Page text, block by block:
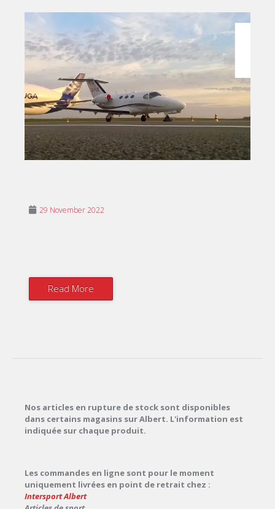
29 November 2022
Read More
Nos articles en rupture de stock sont disponibles
dans certains magasins sur Albert. L'information est
indiquée sur chaque produit.
Les commandes en ligne sont pour le moment
uniquement livrées en point de retrait chez :
Intersport Albert